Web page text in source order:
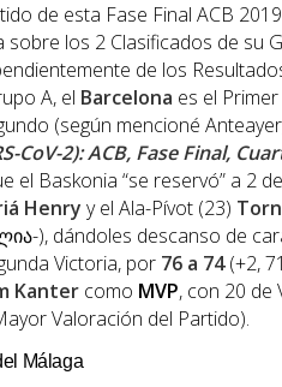
de esta Fase Final ACB
sobre los 2 Clasificados de su
de los
A, el Barcelona es el
(según mencioné
CoV-2): ACB, Fase Final,
el Baskonia “se reservó” a 2
Henry y el Ala-Pívot (23)
), dándoles descanso de
Victoria, por 76 a 74(+2,
Kanter como MVP, con 20 de
Valoración del Partido).
Málaga